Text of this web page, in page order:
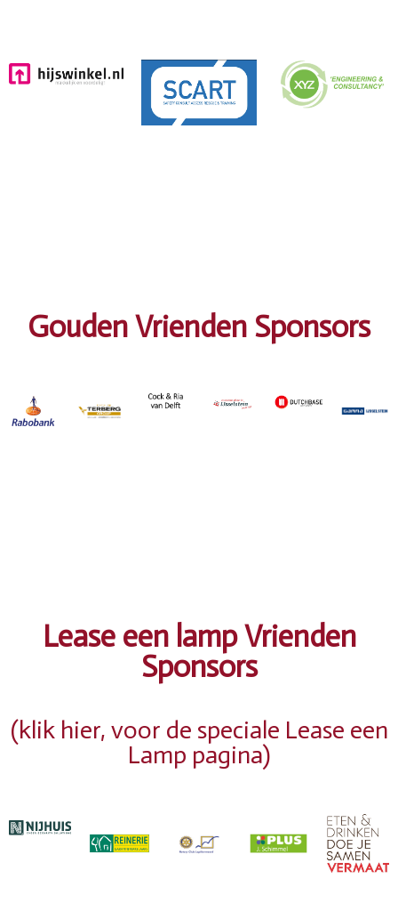
Gouden Vrienden Sponsors
Lease een lamp Vrienden
Sponsors
(klik hier, voor de speciale Lease een
Lamp pagina)